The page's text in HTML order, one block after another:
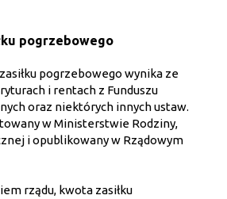
pogrzebowego
pogrzebowego wynika ze
i rentach z Funduszu
oraz niektórych innych ustaw.
w Ministerstwie Rodziny,
i opublikowany w Rządowym
rządu, kwota zasiłku